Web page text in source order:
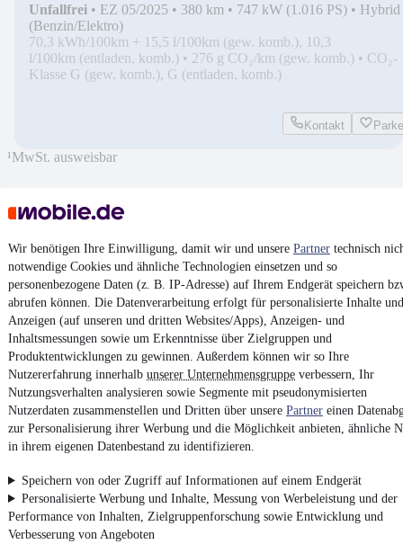
Wir benötigen Ihre Einwilligung, damit wir und unsere Partner technisch
notwendige Cookies und ähnliche Technologien einsetzen und so
personenbezogene Daten (z. B. IP-Adresse) auf Ihrem Endgerät speichern
abrufen können. Die Datenverarbeitung erfolgt für personalisierte Inhalte und
Anzeigen (auf unseren und dritten Websites/Apps), Anzeigen- und
Inhaltsmessungen sowie um Erkenntnisse über Zielgruppen und
Produktentwicklungen zu gewinnen. Außerdem können wir so Ihre
Nutzererfahrung innerhalb unserer Unternehmensgruppe verbessern, Ihr
Nutzungsverhalten analysieren sowie Segmente mit pseudonymisierten
Nutzerdaten zusammenstellen und Dritten über unsere Partner einen
zur Personalisierung ihrer Werbung und die Möglichkeit anbieten, ähnliche
in ihrem eigenen Datenbestand zu identifizieren.
Speichern von oder Zugriff auf Informationen auf einem Endgerät
Personalisierte Werbung und Inhalte, Messung von Werbeleistung und der
Performance von Inhalten, Zielgruppenforschung sowie Entwicklung und
Verbesserung von Angeboten
Unfallfrei • EZ 05/2025 • 380 km • 747 kW (1.016 PS) • Hybrid
(Benzin/Elektro)
70,3 kWh/100km + 15,5 l/100km (gew. komb.), 10,3
l/100km (entladen, komb.) • 276 g CO₂/km (gew. komb.) • CO₂-
Klasse G (gew. komb.), G (entladen, komb.)
Kontakt
¹MwSt. ausweisbar
4.6 Sterne
Nutze mobile.de schnell und einfach
App installieren
Impressum
AGB
Vertrag widerrufen
Datenschutz
Datenschutzeinstellungen
Erklärung zur Barrierefreiheit
Report Security Vulnerability (English)